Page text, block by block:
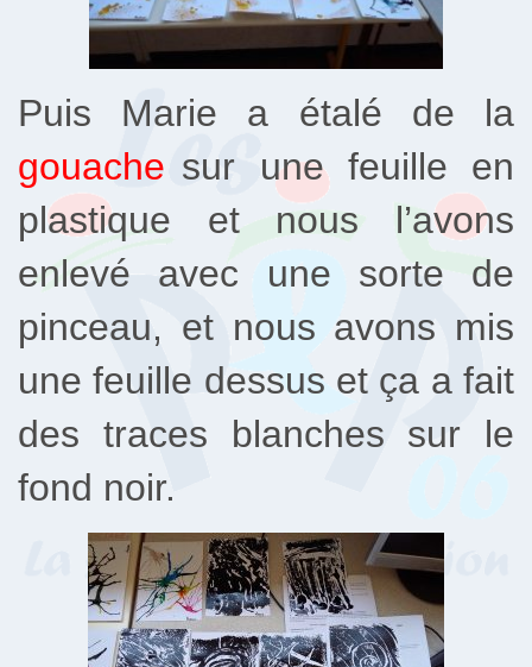
Puis Marie a étalé de la
gouache sur une feuille en
plastique et nous l’avons
enlevé avec une sorte de
pinceau, et nous avons mis
une feuille dessus et ça a fait
des traces blanches sur le
fond noir.